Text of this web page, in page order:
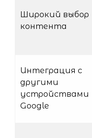
Широкий выбор
контента
Интеграция с
другими
устройствами
Google